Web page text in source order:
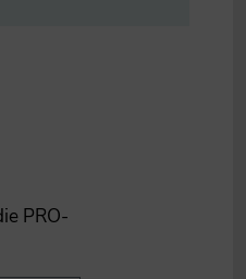
PRO-